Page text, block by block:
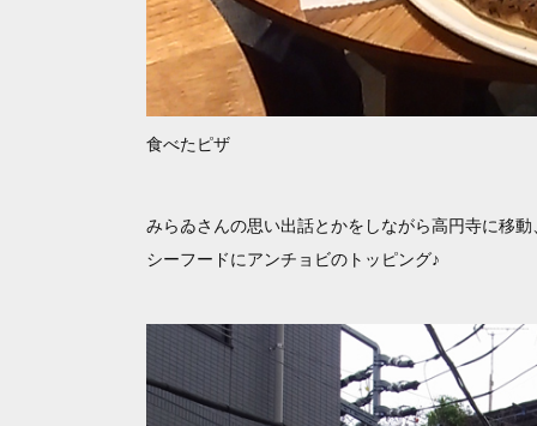
食べたピザ
みらゐさんの思い出話とかをしながら高円寺に移
シーフードにアンチョビのトッピング♪